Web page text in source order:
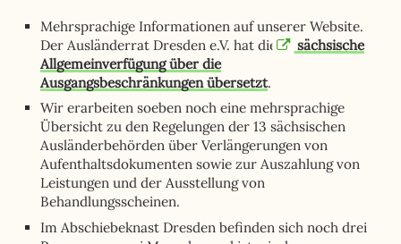
Mehrsprachige Informationen auf unserer Website.
Der Ausländerrat Dresden e.V. hat die
sächsische
Allgemeinverfügung über die
Ausgangsbeschränkungen übersetzt.
Wir erarbeiten soeben noch eine mehrsprachige
Übersicht zu den Regelungen der 13 sächsischen
Ausländerbehörden über Verlängerungen von
Aufenthaltsdokumenten sowie zur Auszahlung von
Leistungen und der Ausstellung von
Behandlungsscheinen.
Im Abschiebeknast Dresden befinden sich noch drei